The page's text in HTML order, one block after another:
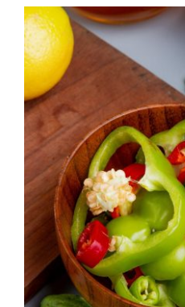
Kapcsolat